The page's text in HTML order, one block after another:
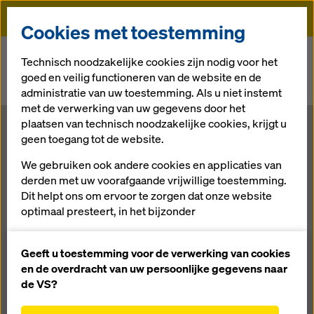
Doka
Boven de wolken: Doka bekist het hoogste woongebouw van het
westelijk halfrond.
Boven de
wolken: Doka
bekist het
hoogste
woongebouw
Cookies met toestemming
Technisch noodzakelijke cookies zijn nodig voor het
goed en veilig functioneren van de website en de
administratie van uw toestemming. Als u niet instemt
met de verwerking van uw gegevens door het
plaatsen van technisch noodzakelijke cookies, krijgt u
geen toegang tot de website.
We gebruiken ook andere cookies en applicaties van
derden met uw voorafgaande vrijwillige toestemming.
Dit helpt ons om ervoor te zorgen dat onze website
optimaal presteert, in het bijzonder
van onze website (functionele en statistische
cookies),
het vergemakkelijken van een soepel
Geeft u toestemming voor de verwerking van cookies
en de overdracht van uw persoonlijke gegevens naar
de VS?